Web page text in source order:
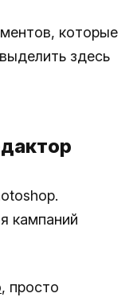
которые
здесь
кампаний
, просто